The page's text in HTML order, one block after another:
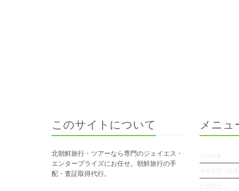
このサイトについて
北朝鮮旅行・ツアーなら専門のジェイエス・
エンタープライズにお任せ。朝鮮旅行の手
配・査証取得代行。
メニュ